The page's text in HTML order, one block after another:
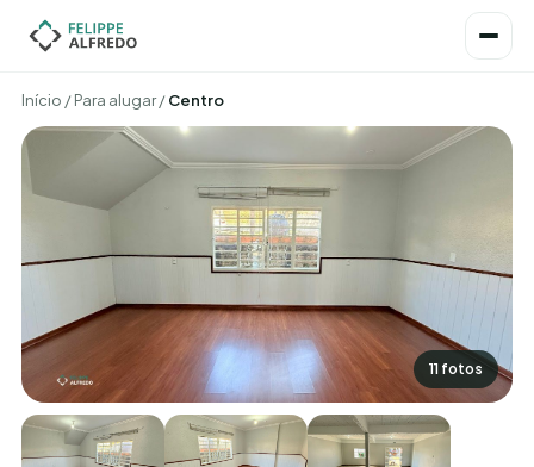
Início /Para alugar/Centro
11 fotos